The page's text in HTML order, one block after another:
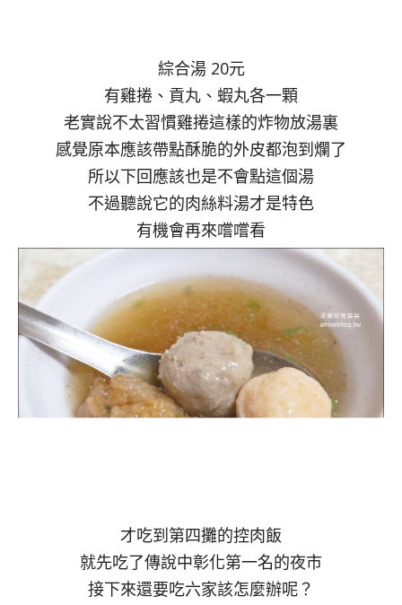
綜合湯 20元
有雞捲、貢丸、蝦丸各一顆
老實說不太習慣雞捲這樣的炸物放湯裏
感覺原本應該帶點酥脆的外皮都泡到爛了
所以下回應該也是不會點這個湯
不過聽說它的肉絲料湯才是特色
有機會再來嚐嚐看
才吃到第四攤的控肉飯
就先吃了傳說中彰化第一名的夜市
接下來還要吃六家該怎麼辦呢？